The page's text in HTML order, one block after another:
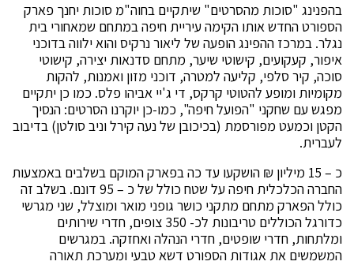
בהפנינג "סוכות מהסרטים" שיתקיים בחוה"מ סוכות יחנך פארק
הספורט החדש אותו הקימה עיריית חיפה במתחם שמאחורי בית
נגלר. במרכז ההפינג הופעה של ליאור נרקיס והוא ילווה בדוכני
איפור, קעקועים, קישוטי שיער, מתחם סדנאות יצירה, קישוטי
סוכה, קיר סלפי, קליעה למטרה, דוכני מזון ואמנות, להקות
מקומיות ומופע להטוטי קרקס, די ג'יי אביהו פלס. כמו כן יתקיים
מפגש עם שחקני "הפועל חיפה", כמו-כן יוקרנו הסרטים: הנסיך
הקטן וכמעט מפורסמת (בכיכובן של נעה קירל וניב סולטן) בדיבוב
לעברית.
כ – 15 מיליון ₪ הושקעו עד כה בפארק המוקם בשלבים באמצעות
החברה הכלכלית חיפה על שטח כולל של כ – 95 דונם. בשלב זה
כולל הפארק מתחם מתקני כושר גופני מואר ומוצלל, שני מגרשי
כדורגל הכוללים טריבונות לכ- 350 צופים, חדרי שירותים
ומלתחות, חדרי שופטים, חדרי הנהלה ואחזקה. במגרשים
המשמשים את אגודות הספורט דשא טבעי ומערכת תאורה